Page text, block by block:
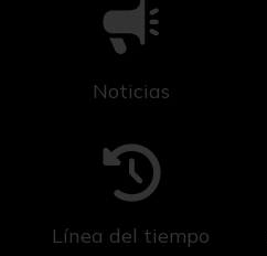
Noticias
Línea del tiempo